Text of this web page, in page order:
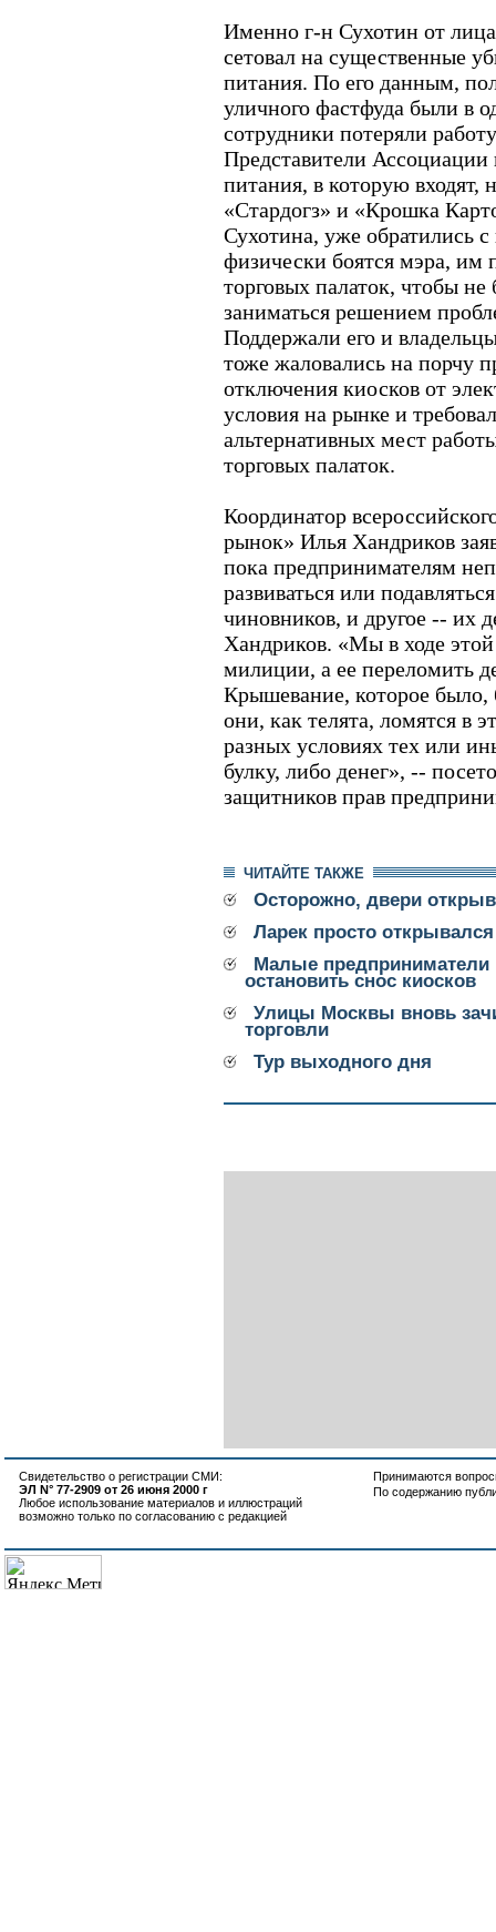
Именно г-н Сухотин от
сетовал на существенные
питания. По его данным,
уличного фастфуда были в
сотрудники потеряли
Представители Ассоциации
питания, в которую входят,
«Стардогз» и «Крошка
Сухотина, уже обратились
физически боятся мэра, им
торговых палаток, чтобы
заниматься решением
Поддержали его и
тоже жаловались на порчу
отключения киосков от
условия на рынке и
альтернативных мест
торговых палаток.
Координатор
рынок» Илья Хандриков
пока предпринимателям
развиваться или
чиновников, и другое -- их
Хандриков. «Мы в ходе этой
милиции, а ее переломить
Крышевание, которое было,
они, как телята, ломятся в
разных условиях тех или
булку, либо денег», --
защитников прав
ЧИТАЙТЕ ТАКЖЕ
Осторожно, двери
Ларек просто открывался
Малые предприниматели
остановить снос киосков
Улицы Москвы вновь
торговли
Тур выходного дня
Свидетельство о регистрации СМИ:
ЭЛ N° 77-2909 от 26 июня 2000 г
Любое использование материалов и иллюстраций
возможно только по согласованию с редакцией
Принимаются
По содержанию